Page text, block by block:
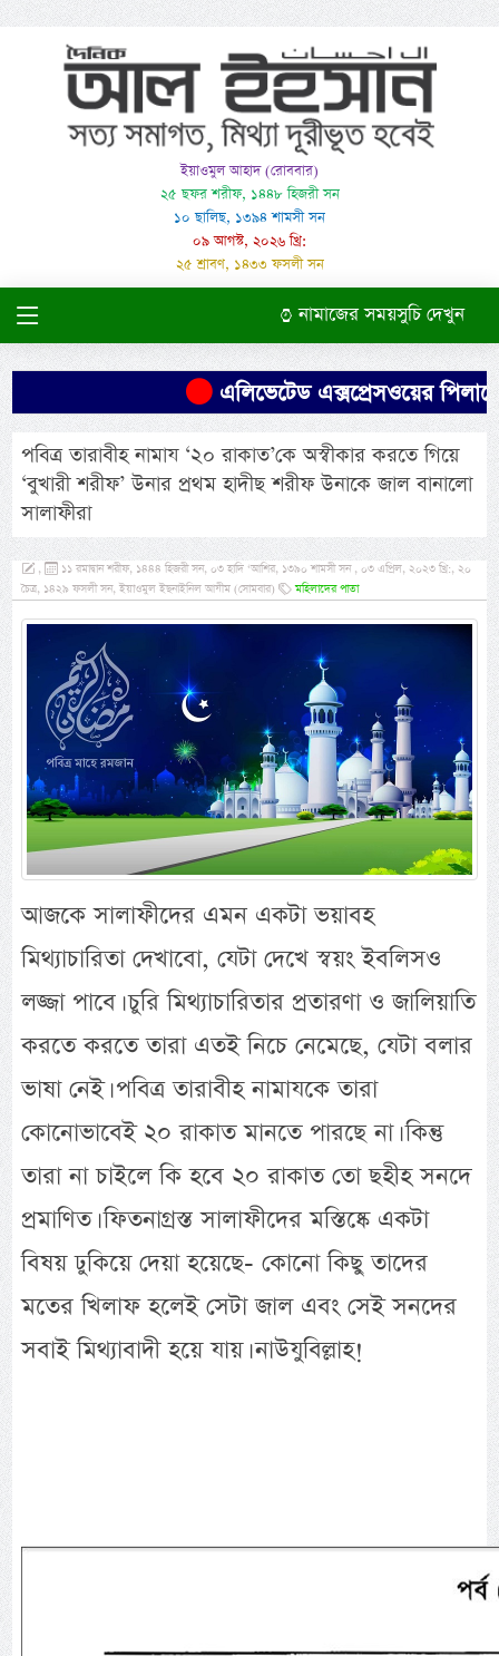
ইয়াওমুল আহাদ (রোববার)
২৫ ছফর শরীফ, ১৪৪৮ হিজরী সন
১০ ছালিছ, ১৩৯৪ শামসী সন
০৯ আগস্ট, ২০২৬ খ্রি:
২৫ শ্রাবণ, ১৪৩৩ ফসলী সন
নামাজের সময়সুচি দেখুন
এলিভেটেড এক্সপ্রেসওয়ের পিলারে
পবিত্র তারাবীহ নামায ‘২০ রাকাত’কে অস্বীকার করতে গিয়ে
‘বুখারী শরীফ’ উনার প্রথম হাদীছ শরীফ উনাকে জাল বানালো
সালাফীরা
,
১১ রমাদ্বান শরীফ, ১৪৪৪ হিজরী সন, ০৩ হাদি ‘আশির, ১৩৯০ শামসী সন , ০৩ এপ্রিল, ২০২৩ খ্রি:, ২০
চৈত্র, ১৪২৯ ফসলী সন, ইয়াওমুল ইছনাইনিল আযীম (সোমবার)
মহিলাদের পাতা
আজকে সালাফীদের এমন একটা ভয়াবহ
মিথ্যাচারিতা দেখাবো, যেটা দেখে স্বয়ং ইবলিসও
লজ্জা পাবে। চুরি মিথ্যাচারিতার প্রতারণা ও জালিয়াতি
করতে করতে তারা এতই নিচে নেমেছে, যেটা বলার
ভাষা নেই। পবিত্র তারাবীহ নামাযকে তারা
কোনোভাবেই ২০ রাকাত মানতে পারছে না। কিন্তু
তারা না চাইলে কি হবে ২০ রাকাত তো ছহীহ সনদে
প্রমাণিত। ফিতনাগ্রস্ত সালাফীদের মস্তিষ্কে একটা
বিষয় ঢুকিয়ে দেয়া হয়েছে- কোনো কিছু তাদের
মতের খিলাফ হলেই সেটা জাল এবং সেই সনদের
সবাই মিথ্যাবাদী হয়ে যায়। নাউযুবিল্লাহ!